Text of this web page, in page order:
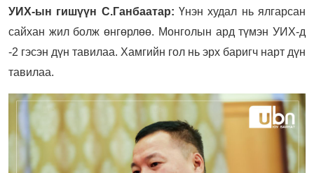
УИХ-ын гишүүн С.Ганбаатар: Үнэн худал нь ялгарсан
сайхан жил болж өнгөрлөө. Монголын ард түмэн УИХ-д
-2 гэсэн дүн тавилаа. Хамгийн гол нь эрх баригч нарт дүн
тавилаа.